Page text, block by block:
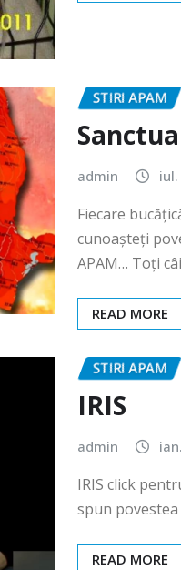
STIRI APAM
admin
Fiecare
cunoașteți
APAM… Toți
READ MORE
STIRI APAM
IRIS
admin
IRIS click
spun
READ MORE